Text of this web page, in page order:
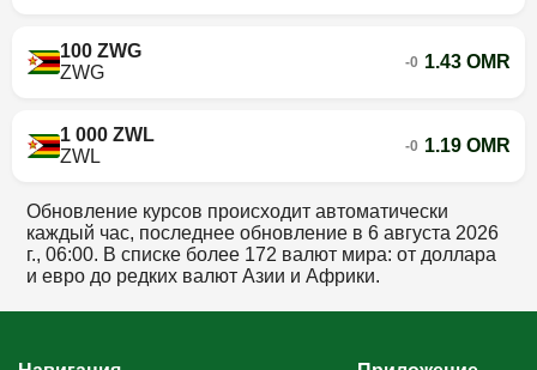
100 ZWG
ZWG
-0 1.43 OMR
1 000 ZWL
ZWL
-0 1.19 OMR
Обновление курсов происходит автоматически
каждый час, последнее обновление в6 августа 2026
г., 06:00. В списке более 172 валют мира: от доллара
и евро до редких валют Азии и Африки.